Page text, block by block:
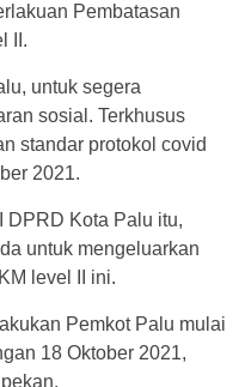
Pembatasan
II.
untuk segera
sosial. Terkhusus
standar protokol covid
2021.
DPRD Kota Palu itu,
untuk mengeluarkan
level II ini.
Pemkot Palu mulai
18 Oktober 2021,